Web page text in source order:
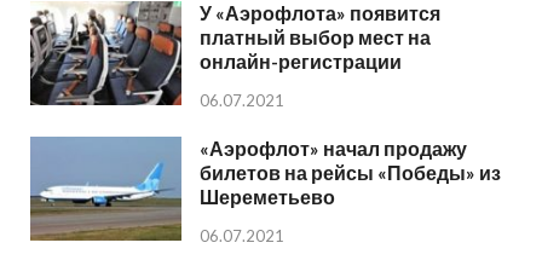
У «Аэрофлота» появится
платный выбор мест на
онлайн-регистрации
06.07.2021
«Аэрофлот» начал продажу
билетов на рейсы «Победы» из
Шереметьево
06.07.2021